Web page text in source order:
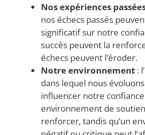
Nos expériences
nos échecs passés
significatif sur notre
succès peuvent la
échecs peuvent l’éroder.
Notre environnement :
dans lequel nous
influencer notre
environnement de
renforcer, tandis qu’un